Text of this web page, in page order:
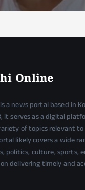
Online
a news portal based in
it serves as a digital
of topics relevant
likely covers a wide
politics, culture, sports,
delivering timely and